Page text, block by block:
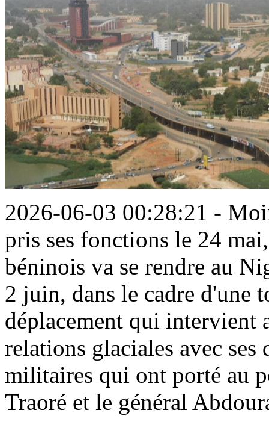
2026-06-03 00:28:21 -
pris ses fonctions le 24
béninois va se rendre au
2 juin, dans le cadre d'une
déplacement qui intervient
relations glaciales avec
militaires qui ont porté au
Traoré et le général